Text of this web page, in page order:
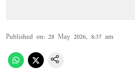
Published on: 28 May 2026, 8:37 am